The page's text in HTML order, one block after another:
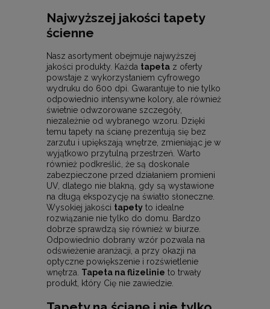
Najwyższej jakości tapety
ścienne
Nasz asortyment obejmuje najwyższej
jakości produkty. Każda tapeta z oferty
powstaje z wykorzystaniem cyfrowego
wydruku do 600 dpi. Gwarantuje to nie tylko
odpowiednio intensywne kolory, ale również
świetnie odwzorowane szczegóły,
niezależnie od wybranego wzoru. Dzięki
temu tapety na ścianę prezentują się bez
zarzutu i upiększają wnętrze, zmieniając je w
wyjątkowo przytulną przestrzeń. Warto
również podkreślić, że są doskonale
zabezpieczone przed działaniem promieni
UV, dlatego nie blakną, gdy są wystawione
na długą ekspozycję na światło słoneczne.
Wysokiej jakości tapety to idealne
rozwiązanie nie tylko do domu. Bardzo
dobrze sprawdzą się również w biurze.
Odpowiednio dobrany wzór pozwala na
odświeżenie aranżacji, a przy okazji na
optyczne powiększenie i rozświetlenie
wnętrza. Tapeta na flizelinie to trwały
produkt, który Cię nie zawiedzie.